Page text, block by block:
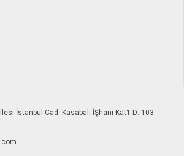
İstanbul Cad. Kasabalı İŞhanı Kat1 D: 103